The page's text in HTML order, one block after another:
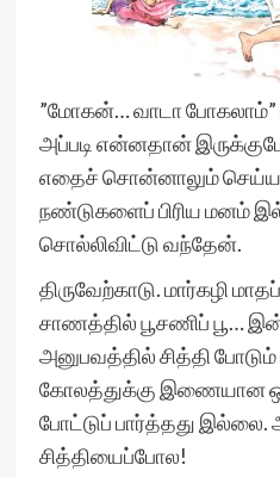
”மோகன்… வாடா போகலாம்”
அப்படி என்னதான்
எதைச் சொன்னாலும்
நண்டுகளைப் பிரிய மனம்
சொல்லிவிட்டு வந்தேன்.
திருவேற்காடு. மார்கழி
சாணத்தில் பூசணிப் பூ…
அனுபவத்தில் சித்தி
கோலத்துக்கு இணையான
போட்டுப் பார்த்தது இல்லை.
சித்தியைப்போல!